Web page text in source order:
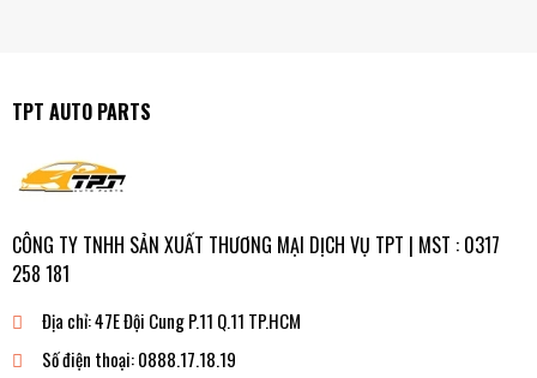
TPT AUTO PARTS
CÔNG TY TNHH SẢN XUẤT THƯƠNG MẠI DỊCH VỤ TPT | MST : 0317
258 181
Địa chỉ:47E Đội Cung P.11 Q.11 TP.HCM
Số điện thoại:0888.17.18.19